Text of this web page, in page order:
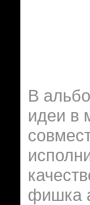
В
идеи в
фишка